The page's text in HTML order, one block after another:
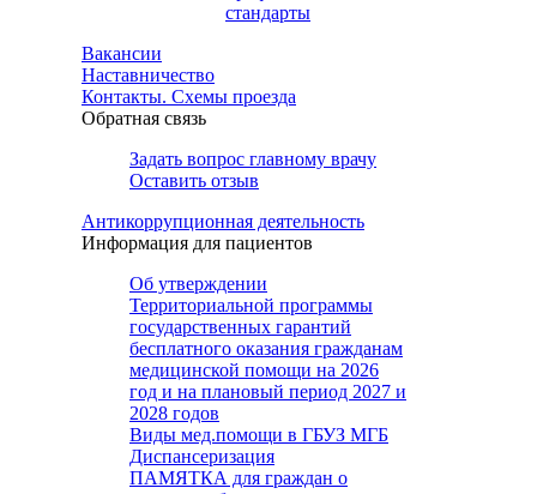
стандарты
Вакансии
Наставничество
Контакты. Схемы проезда
Обратная связь
Задать вопрос главному врачу
Оставить отзыв
Антикоррупционная деятельность
Информация для пациентов
Об утверждении
Территориальной программы
государственных гарантий
бесплатного оказания гражданам
медицинской помощи на 2026
год и на плановый период 2027 и
2028 годов
Виды мед.помощи в ГБУЗ МГБ
Диспансеризация
ПАМЯТКА для граждан о